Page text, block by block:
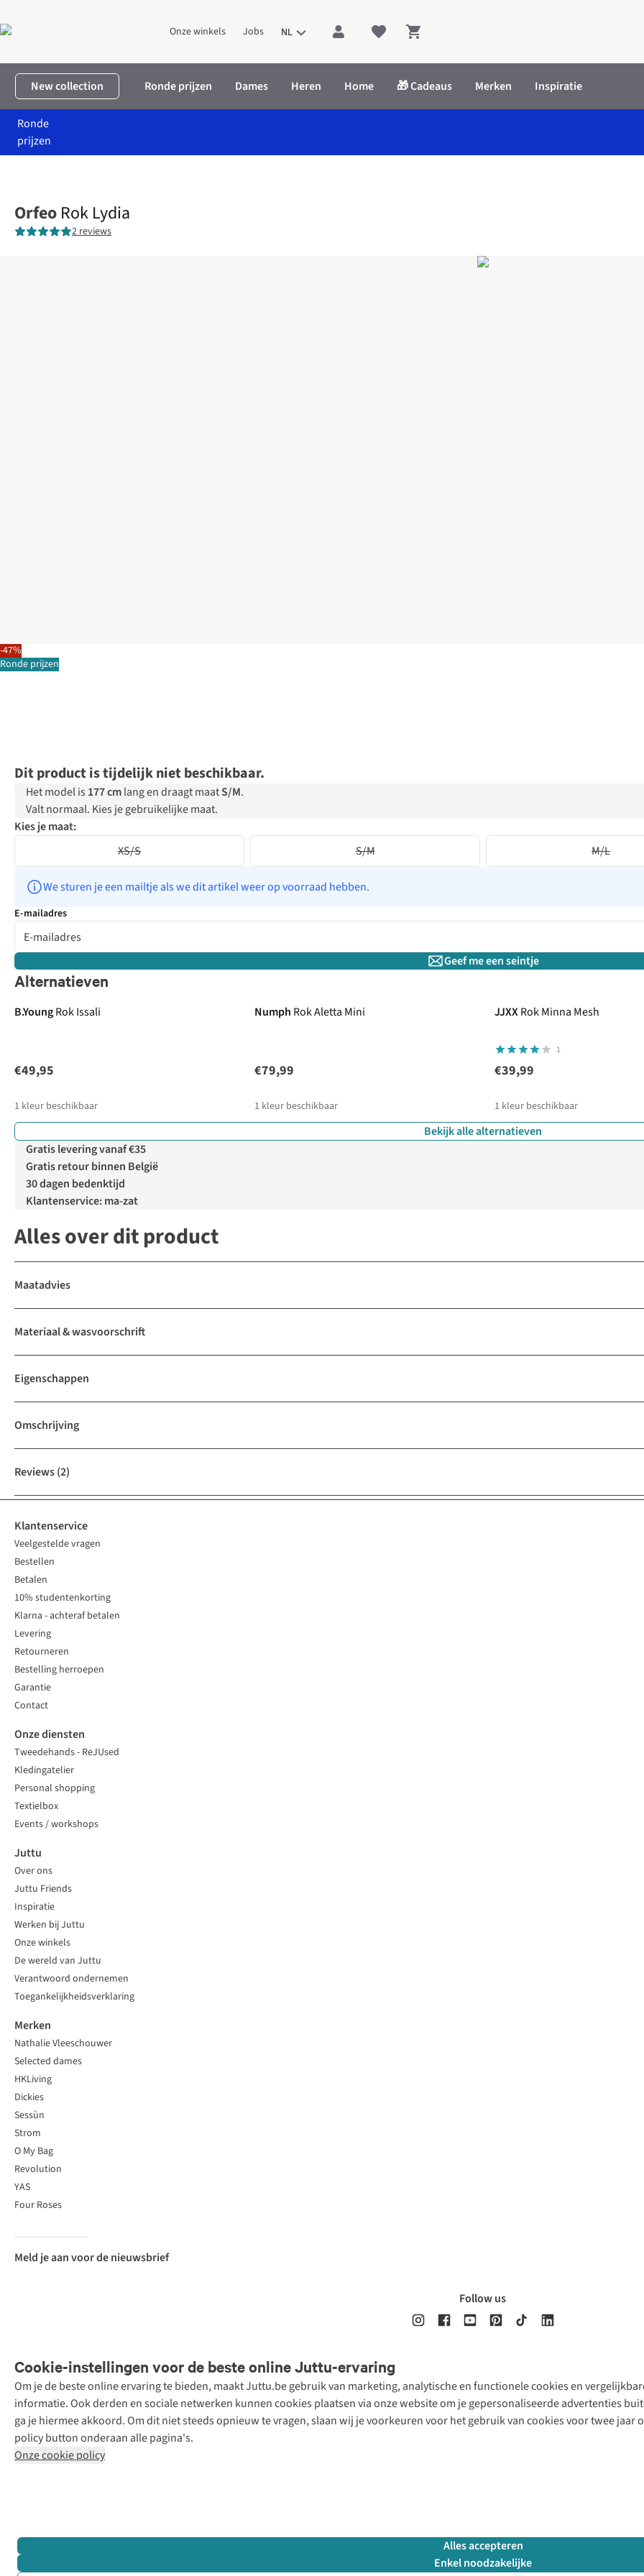
Onze winkels Jobs NL Shopping cart
New collection Ronde prijzen Dames Heren Home 🎁 Cadeaus Merken Inspiratie
Ronde
prijzen
-47%
Ronde prijzen
Orfeo Rok Lydia
2 reviews
Dit product is tijdelijk niet beschikbaar.
Het model is 177 cmlang en draagt maatS/M.
Valt normaal. Kies je gebruikelijke maat.
Kies je maat:
XS/S
S/M M/L
We sturen je een mailtje als we dit artikel weer op voorraad hebben.
E-mailadres
Geef me een seintje
Alternatieven
B.YoungRok Issali
€49,95
1 kleur beschikbaar
Numph Rok Aletta Mini
€79,99
1 kleur beschikbaar
JJXXRok Minna Mesh
1
€39,99
1 kleur beschikbaar
Bekijk alle alternatieven
Gratis levering vanaf €35
Gratis retour binnen België
30 dagen bedenktijd
Klantenservice: ma-zat
Alles over dit product
Maatadvies
Materiaal & wasvoorschrift
Eigenschappen
Omschrijving
Reviews(2)
Cookie-instellingen voor de beste online Juttu-ervaring
Om je de beste online ervaring te bieden, maakt Juttu.be gebruik van marketing, analytische en functionele cookies en
informatie. Ook derden en sociale netwerken kunnen cookies plaatsen via onze website om je gepersonaliseerde advertenties
ga je hiermee akkoord. Om dit niet steeds opnieuw te vragen, slaan wij je voorkeuren voor het gebruik van cookies voor twee
policy button onderaan alle pagina's.
Onze cookie policy
Alles accepteren
Enkel noodzakelijke
Klantenservice
Veelgestelde vragen
Bestellen
Betalen
10% studentenkorting
Klarna - achteraf betalen
Levering
Retourneren
Bestelling herroepen
Garantie
Contact
Onze diensten
Tweedehands - ReJUsed
Kledingatelier
Personal shopping
Textielbox
Events / workshops
Juttu
Over ons
Juttu Friends
Inspiratie
Werken bij Juttu
Onze winkels
De wereld van Juttu
Verantwoord ondernemen
Toegankelijkheidsverklaring
Merken
Nathalie Vleeschouwer
Selected dames
HKLiving
Dickies
Sessùn
Strom
O My Bag
Revolution
YAS
Four Roses
Meld je aan voor de nieuwsbrief
Follow us
Disclaimer Privacy Policy
Retail Concepts
N.V.,
Smallandlaan
9, 2660
BTW BE
0416.762.280